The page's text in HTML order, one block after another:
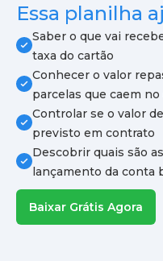
Essa planilha
Saber o que vai
taxa do cartão
Conhecer o valor
parcelas que caem no
Controlar se o valor
previsto em contrato
Descobrir quais são
lançamento da conta
Baixar Grátis Agora